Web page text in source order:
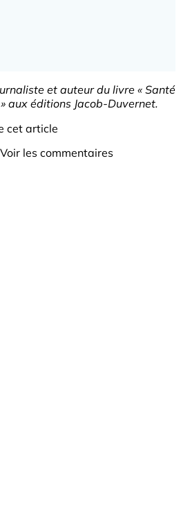
et auteur du livre « Santé
aux éditions Jacob-Duvernet.
cet article
WhatsApp
Voir les commentaires